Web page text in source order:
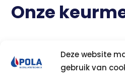
Deze website
gebruik van
Onze